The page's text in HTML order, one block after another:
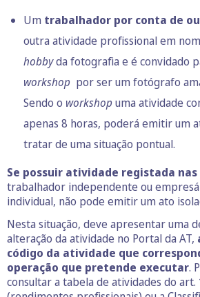
Um trabalhador por conta de
outra atividade profissional em
hobbyda fotografia e é convidado
workshop por ser um fotógrafo
Sendo o workshop uma atividade
apenas 8 horas, poderá emitir um
tratar de uma situação pontual.
Se possuir atividade registada nas
trabalhador independente ou
individual, não pode emitir um ato
Nesta situação, deve apresentar uma
alteração da atividade no Portal da AT,
código da atividade que
operação que pretende executar.
consultar a tabela de atividades do art.